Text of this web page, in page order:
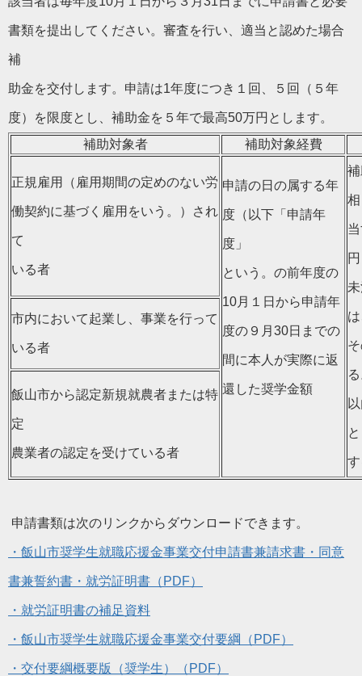
書類を提出してください。審査を行い、適当と認めた場合
補
助金を交付します。申請は1年度につき１回、５回（５年
度）を限度とし、補助金を５年で最高50万円とします。
補助対象者
補助対象経費
正規雇用（雇用期間の定めのない労
働契約に基づく雇用をいう。）され
て
いる者
申請の日の属する年
度（以下「申請年
度」
という。の前年度の
10月１日から申請年
度の９月30日までの
間に本人が実際に返
還した奨学金額
相
円
と
市内において起業し、事業を行って
いる者
飯山市から認定新規就農者または特
定
農業者の認定を受けている者
申請書類は次のリンクからダウンロードできます。
・飯山市奨学生就職応援金事業交付申請書兼請求書・同意
書兼誓約書・就労証明書（PDF）
・就労証明書の補足資料
・飯山市奨学生就職応援金事業交付要綱（PDF）
・交付要綱概要版（奨学生）（PDF）